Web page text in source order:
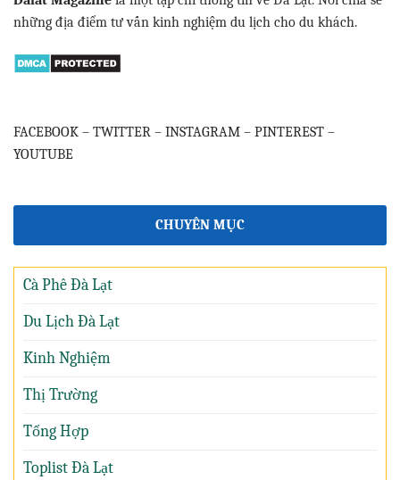
những địa điểm tư vấn kinh nghiệm du lịch cho du khách.
FACEBOOK – TWITTER – INSTAGRAM – PINTEREST –
YOUTUBE
CHUYÊN MỤC
Cà Phê Đà Lạt
Du Lịch Đà Lạt
Kinh Nghiệm
Thị Trường
Tổng Hợp
Toplist Đà Lạt